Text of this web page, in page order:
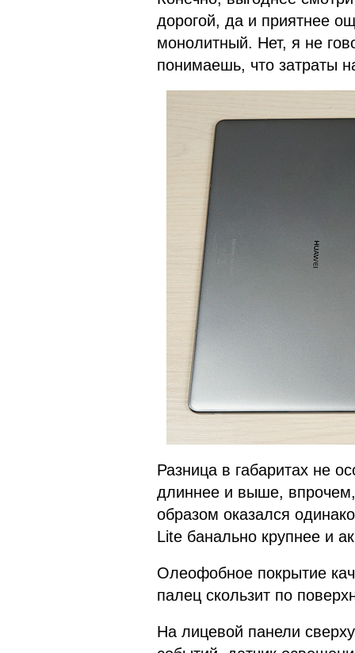
дорогой, да и приятнее
монолитный. Нет, я не
понимаешь, что затраты
Разница в габаритах не
длиннее и выше,
образом оказался
Lite банально крупнее и
Олеофобное покрытие
палец скользит по
На лицевой панели